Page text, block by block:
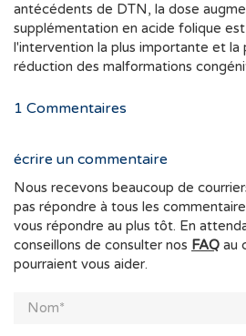
antécédents de DTN, la dose
supplémentation en acide folique
l'intervention la plus importante et la
réduction des malformations
1 Commentaires
écrire un commentaire
Nous recevons beaucoup de
pas répondre à tous les
vous répondre au plus tôt. En
conseillons de consulter nos FAQ au
pourraient vous aider.